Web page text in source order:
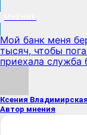
Мой банк меня
тысяч, чтобы
приехала служба
Ксения Владимирская
Автор мнения